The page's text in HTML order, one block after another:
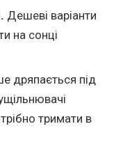
Дешеві варіанти
на сонці
дряпається під
тримати в